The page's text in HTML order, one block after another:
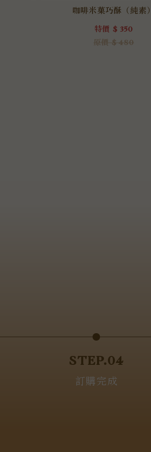
咖啡米菓巧酥（純素）
原價 $ 480
特價 $ 350
STEP.04
訂購完成